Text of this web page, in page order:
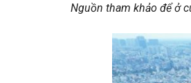
Nguồn tham khảo để ở